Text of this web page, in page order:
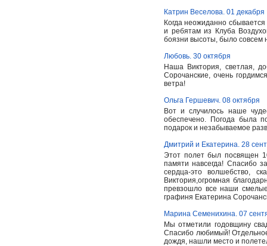
Катрин Веселова. 01 декабря
Когда неожиданно
и ребятам из Клуба
боязни высоты, было совсем
Любовь. 30 октября
Наша Виктория, светлая,
Сорочанские, очень
ветра!
Ольга Гершевич. 08 октября
Вот и случилось наше
обеспечено. Погода была
подарок и незабываемое
Дмитрий и Екатерина. 28
Этот полет был посвящен
памяти навсегда! Спасибо
сердца-это волшебство,
Виктория,огромная
превзошло все наши
графиня Екатерина
Марина Семенихина. 07
Мы отметили годовщину
Спасибо любимый!
дождя, нашли место и